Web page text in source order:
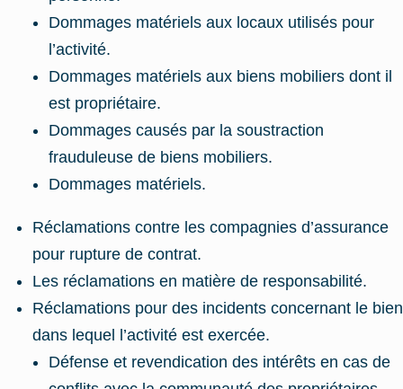
Dommages matériels aux locaux utilisés pour
l’activité.
Dommages matériels aux biens mobiliers dont il
est propriétaire.
Dommages causés par la soustraction
frauduleuse de biens mobiliers.
Dommages matériels.
Réclamations contre les compagnies d’assurance
pour rupture de contrat.
Les réclamations en matière de responsabilité.
Réclamations pour des incidents concernant le bien
dans lequel l’activité est exercée.
Défense et revendication des intérêts en cas de